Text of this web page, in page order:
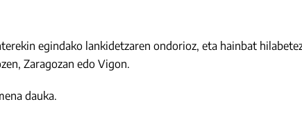
egindako lankidetzaren ondorioz, eta hainbat
Zaragozan edo Vigon.
dauka.